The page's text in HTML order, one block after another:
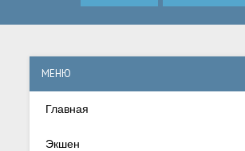
МЕНЮ
Главная
Экшен